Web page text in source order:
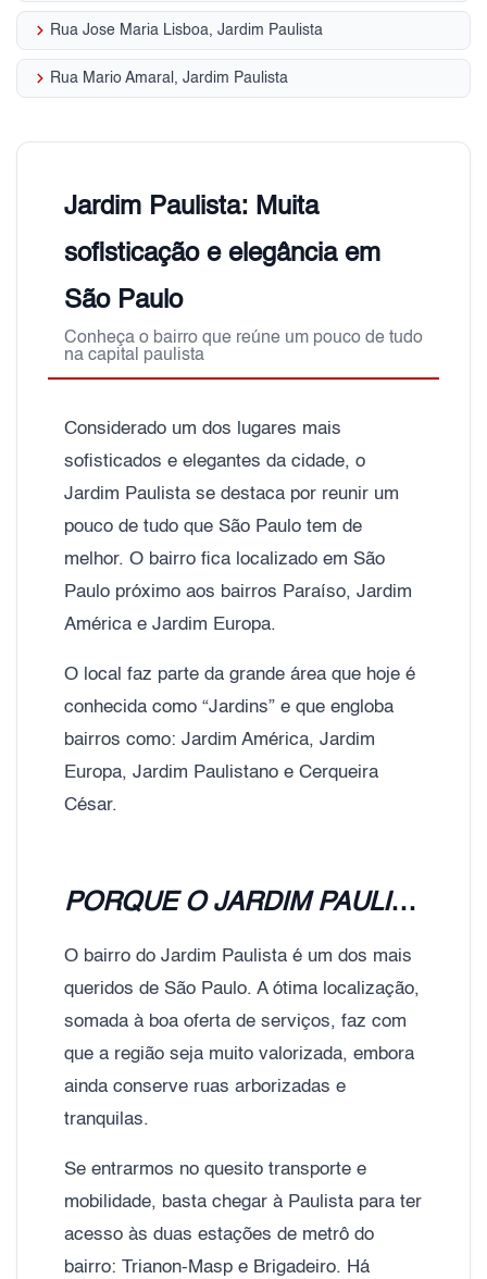
keyboard_arrow_right Rua Jose Maria Lisboa, Jardim Paulista
keyboard_arrow_right Rua Mario Amaral, Jardim Paulista
Jardim Paulista: Muita
sofisticação e elegância em
São Paulo
Conheça o bairro que reúne um pouco de tudo
na capital paulista
Considerado um dos lugares mais
sofisticados e elegantes da cidade, o
Jardim Paulista se destaca por reunir um
pouco de tudo que São Paulo tem de
melhor. O bairro fica localizado em São
Paulo próximo aos bairros Paraíso, Jardim
América e Jardim Europa.
O local faz parte da grande área que hoje é
conhecida como “Jardins” e que engloba
bairros como: Jardim América, Jardim
Europa, Jardim Paulistano e Cerqueira
César.
PORQUE O JARDIM PAULISTA POSSUI ESSE AR DE SOFISTICAÇÃO?
O bairro do Jardim Paulista é um dos mais
queridos de São Paulo. A ótima localização,
somada à boa oferta de serviços, faz com
que a região seja muito valorizada, embora
ainda conserve ruas arborizadas e
tranquilas.
Se entrarmos no quesito transporte e
mobilidade, basta chegar à Paulista para ter
acesso às duas estações de metrô do
bairro: Trianon-Masp e Brigadeiro. Há